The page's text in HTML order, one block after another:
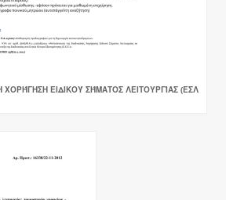
ΧΟΡΉΓΗΣΗ ΕΙΔΙΚΟΎ ΣΉΜΑΤΟΣ ΛΕΙΤΟΥΡΓΊΑΣ (ΕΣΛ